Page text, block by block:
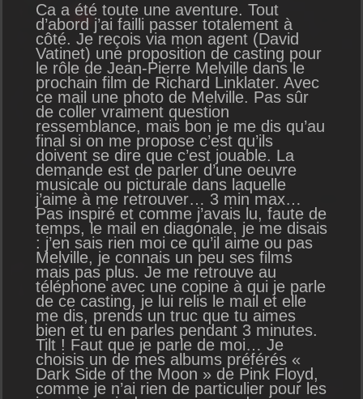
Ca a été toute une aventure. Tout
d’abord j’ai failli passer totalement à
côté. Je reçois via mon agent (David
Vatinet) une proposition de casting pour
le rôle de Jean-Pierre Melville dans le
prochain film de Richard Linklater. Avec
ce mail une photo de Melville. Pas sûr
de coller vraiment question
ressemblance, mais bon je me dis qu’au
final si on me propose c’est qu’ils
doivent se dire que c’est jouable. La
demande est de parler d’une oeuvre
musicale ou picturale dans laquelle
j’aime à me retrouver… 3 min max…
Pas inspiré et comme j’avais lu, faute de
temps, le mail en diagonale, je me disais
: j’en sais rien moi ce qu’il aime ou pas
Melville, je connais un peu ses films
mais pas plus. Je me retrouve au
téléphone avec une copine à qui je parle
de ce casting, je lui relis le mail et elle
me dis, prends un truc que tu aimes
bien et tu en parles pendant 3 minutes.
Tilt ! Faut que je parle de moi… Je
choisis un de mes albums préférés «
Dark Side of the Moon » de Pink Floyd,
comme je n’ai rien de particulier pour les